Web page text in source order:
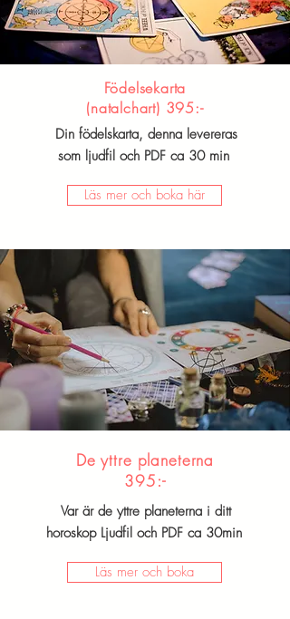
Födelsekarta
(natalchart) 395:-
Din födelskarta, denna levereras
som ljudfil och PDF ca 30 min
Läs mer och boka här
De yttre planeterna
395:-
Var är de yttre planeterna i ditt
horoskop Ljudfil och PDF ca 30min
Läs mer och boka